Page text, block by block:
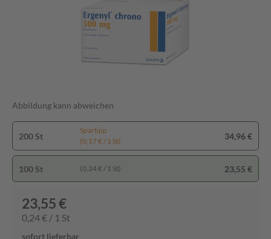
Abbildung kann abweichen
200 St
Spartipp
(0,17 € / 1 St)
34,96 €
100 St (0,24 € / 1 St) 23,55 €
23,55 €
0,24 € / 1 St
sofort lieferbar